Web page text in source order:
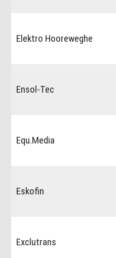
Elektro Hooreweghe
Ensol-Tec
Equ.Media
Eskofin
Exclutrans